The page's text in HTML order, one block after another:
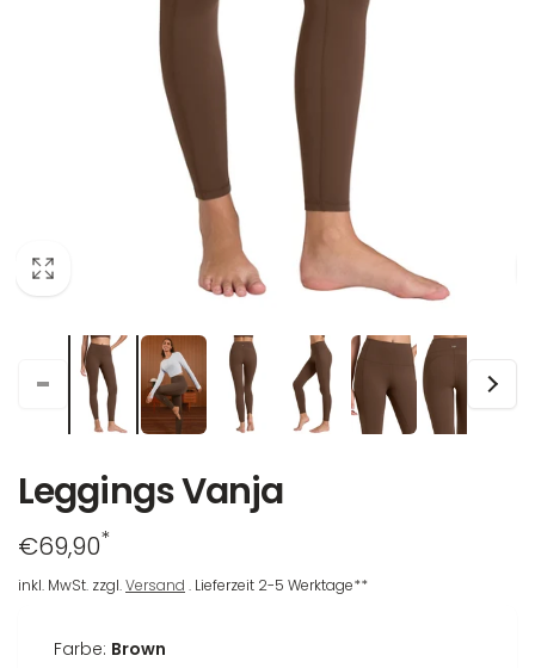
Leggings Vanja
Regulärer
Preis
€69,90*
inkl. MwSt. zzgl.Versand . Lieferzeit 2-5 Werktage**
Farbe: Brown